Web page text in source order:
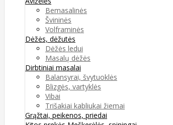
Bemasalinės
Švininės
Volframinės
Dėžės, dėžutės
Dėžės ledui
Masalų dėžės
Dirbtiniai masalai
Balansyrai, švytuoklės
Blizgės, vartyklės
Vibai
Trišakiai kabliukai žiemai
Grąžtai, peikenos, priedai